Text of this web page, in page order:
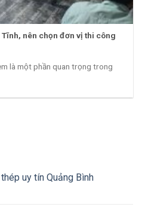
nên chọn đơn vị thi công
là một phần quan trọng trong
uy tín Quảng Bình